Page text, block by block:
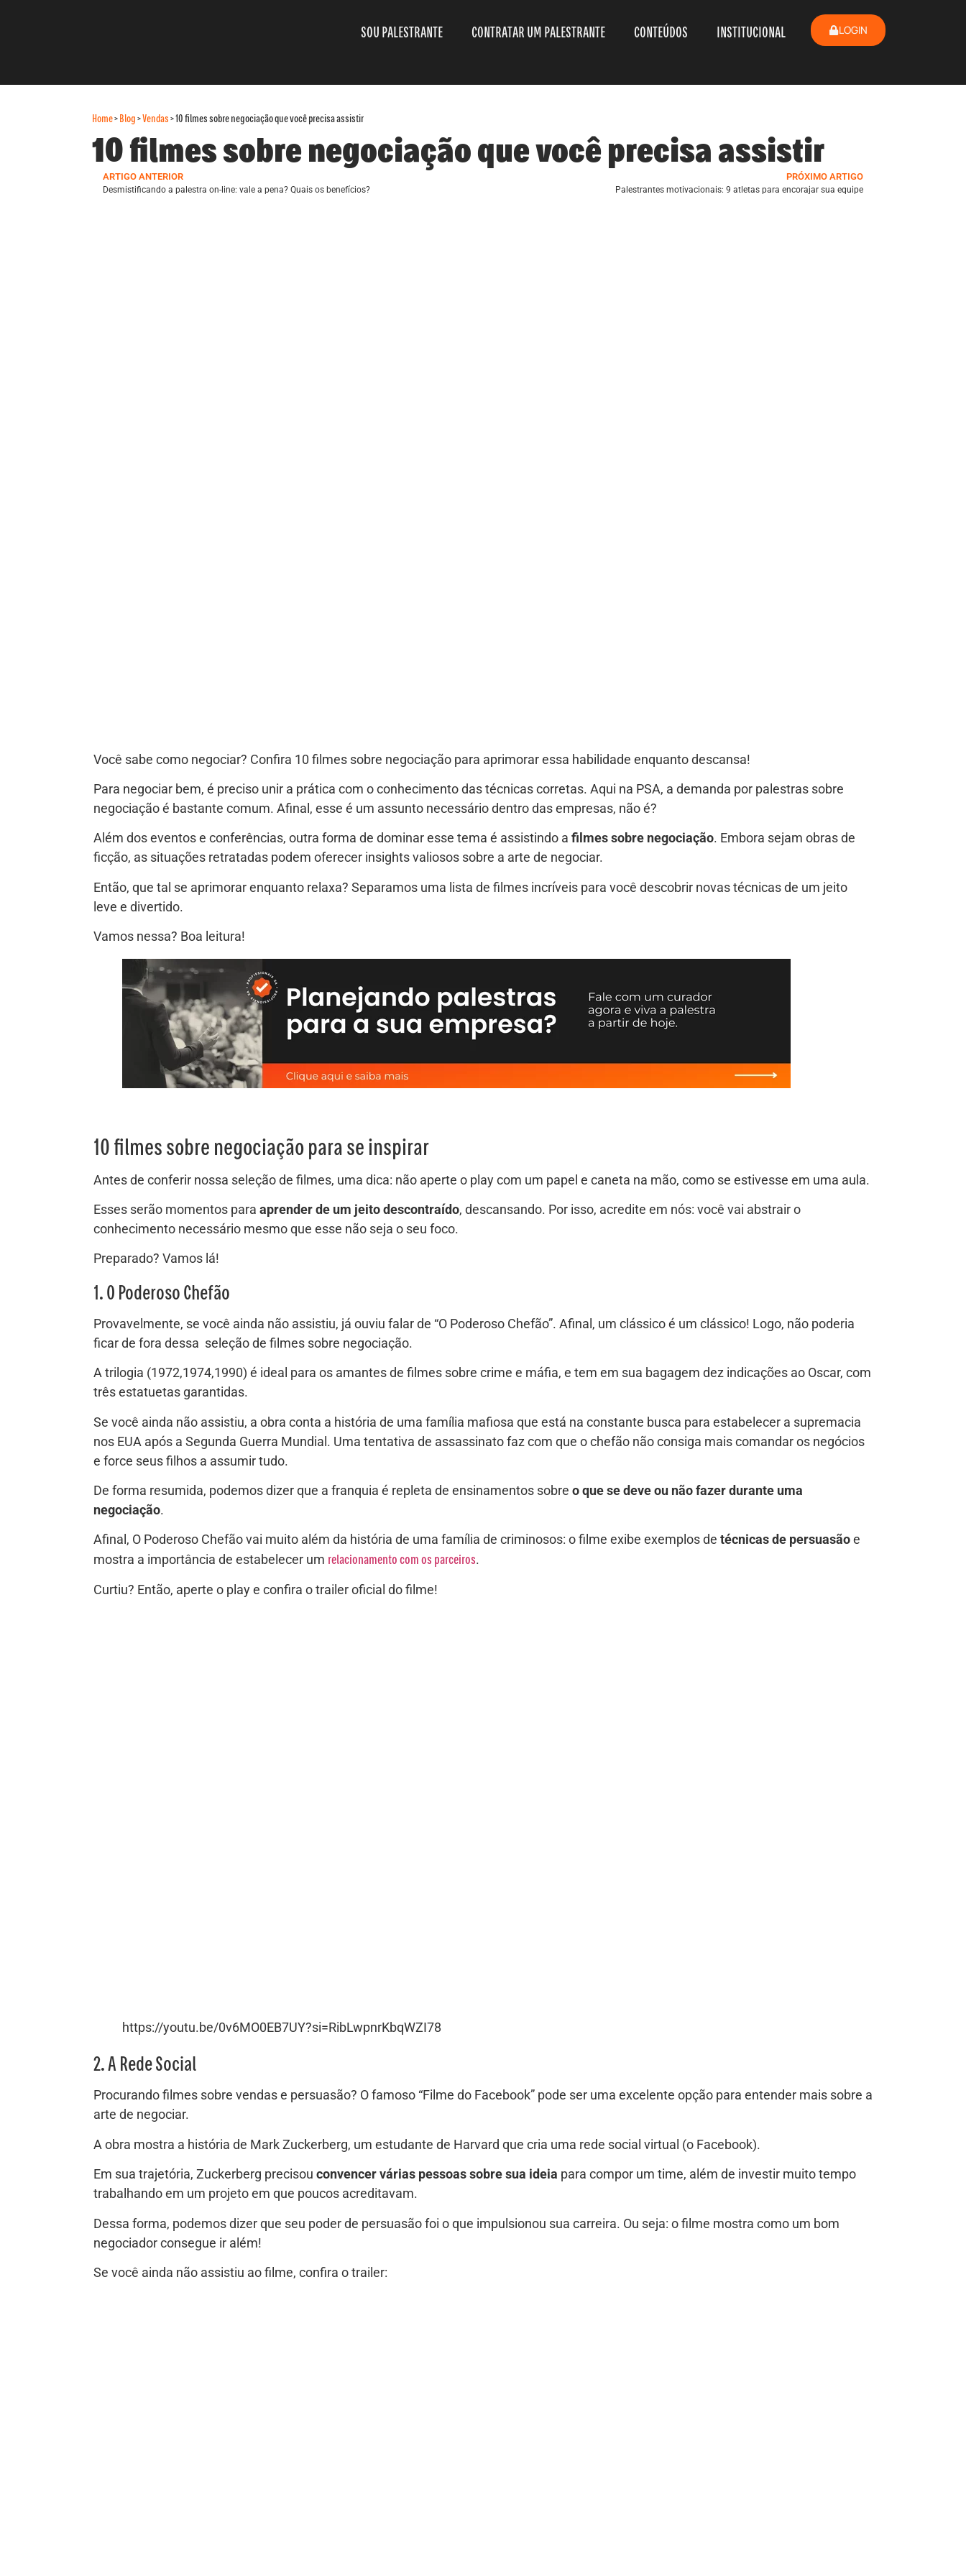
SOU PALESTRANTE CONTRATAR UM PALESTRANTE CONTEÚDOS INSTITUCIONAL LOGIN
Home>Blog>Vendas>10 filmes sobre negociação que você precisa assistir
10 filmes sobre negociação que você precisa assistir
ARTIGO ANTERIOR
Desmistificando a palestra on-line: vale a pena? Quais os benefícios?
PRÓXIMO ARTIGO
Palestrantes motivacionais: 9 atletas para encorajar sua equipe
Você sabe como negociar? Confira 10 filmes sobre negociação para aprimorar essa habilidade enquanto descansa!
Para negociar bem, é preciso unir a prática com o conhecimento das técnicas corretas. Aqui na PSA, a demanda por palestras sobre
negociação é bastante comum. Afinal, esse é um assunto necessário dentro das empresas, não é?
Além dos eventos e conferências, outra forma de dominar esse tema é assistindo a filmes sobre negociação. Embora sejam obras de
ficção, as situações retratadas podem oferecer insights valiosos sobre a arte de negociar.
Então, que tal se aprimorar enquanto relaxa? Separamos uma lista de filmes incríveis para você descobrir novas técnicas de um jeito
leve e divertido.
Vamos nessa? Boa leitura!
10 filmes sobre negociação para se inspirar
Antes de conferir nossa seleção de filmes, uma dica: não aperte o play com um papel e caneta na mão, como se estivesse em uma aula.
Esses serão momentos para aprender de um jeito descontraído, descansando. Por isso, acredite em nós: você vai abstrair o
conhecimento necessário mesmo que esse não seja o seu foco.
Preparado? Vamos lá!
1. O Poderoso Chefão
Provavelmente, se você ainda não assistiu, já ouviu falar de “O Poderoso Chefão”. Afinal, um clássico é um clássico! Logo, não poderia
ficar de fora dessa seleção de filmes sobre negociação.
A trilogia (1972,1974,1990) é ideal para os amantes de filmes sobre crime e máfia, e tem em sua bagagem dez indicações ao Oscar, com
três estatuetas garantidas.
Se você ainda não assistiu, a obra conta a história de uma família mafiosa que está na constante busca para estabelecer a supremacia
nos EUA após a Segunda Guerra Mundial. Uma tentativa de assassinato faz com que o chefão não consiga mais comandar os negócios
e force seus filhos a assumir tudo.
De forma resumida, podemos dizer que a franquia é repleta de ensinamentos sobre o que se deve ou não fazer durante uma
negociação.
Afinal, O Poderoso Chefão vai muito além da história de uma família de criminosos: o filme exibe exemplos de técnicas de persuasãoe
mostra a importância de estabelecer um relacionamento com os parceiros.
Curtiu? Então, aperte o play e confira o trailer oficial do filme!
https://youtu.be/0v6MO0EB7UY?si=RibLwpnrKbqWZI78
2. A Rede Social
Procurando filmes sobre vendas e persuasão? O famoso “Filme do Facebook” pode ser uma excelente opção para entender mais sobre a
arte de negociar.
A obra mostra a história de Mark Zuckerberg, um estudante de Harvard que cria uma rede social virtual (o Facebook).
Em sua trajetória, Zuckerberg precisou convencer várias pessoas sobre sua ideia para compor um time, além de investir muito tempo
trabalhando em um projeto em que poucos acreditavam.
Dessa forma, podemos dizer que seu poder de persuasão foi o que impulsionou sua carreira. Ou seja: o filme mostra como um bom
negociador consegue ir além!
Se você ainda não assistiu ao filme, confira o trailer: